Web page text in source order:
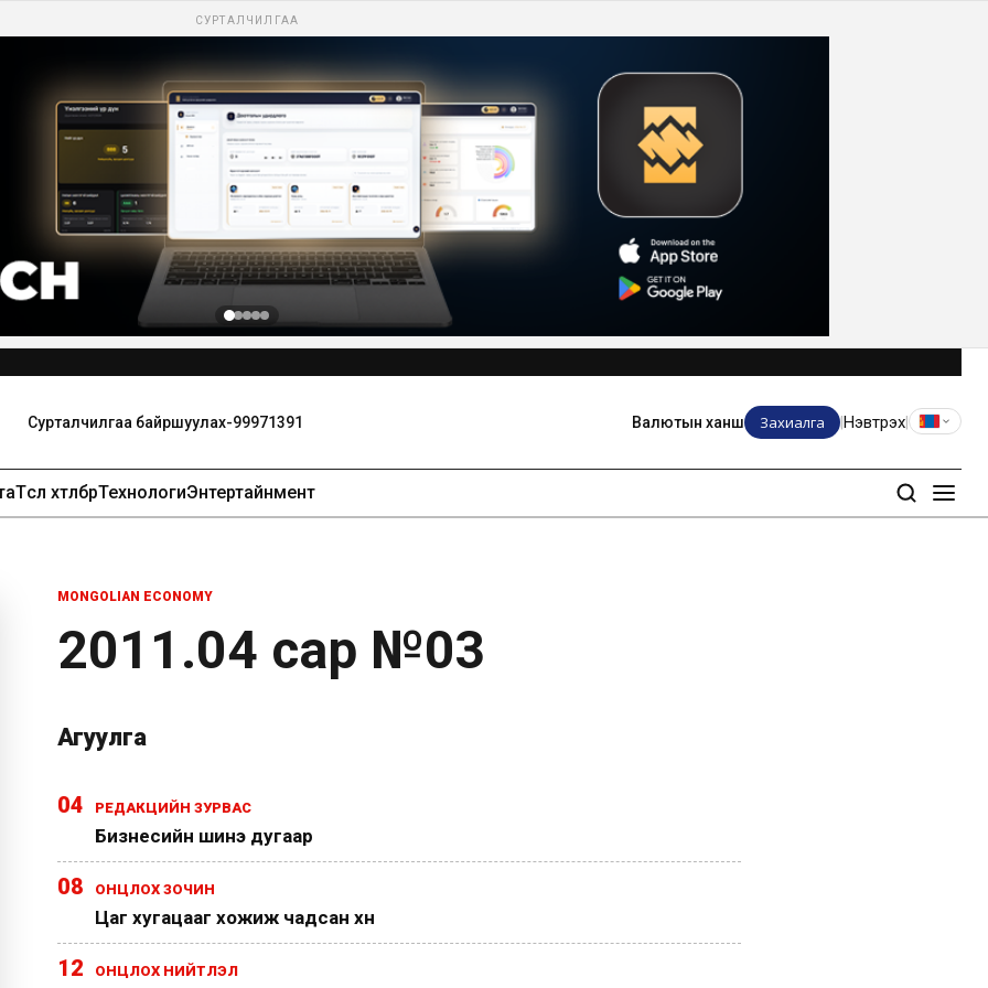
СУРТАЛЧИЛГАА
Валютын ханш Захиалга Нэвтрэх
Төсөл хөтөлбөрТехнологиЭнтертайнмент
MONGOLIAN ECONOMY
2011.04 сар №03
Агуулга
04 РЕДАКЦИЙН ЗУРВАС
Бизнесийн шинэ дугаар
08 ОНЦЛОХ ЗОЧИН
Цаг хугацааг хожиж чадсан хүн
12 ОНЦЛОХ НИЙТЛЭЛ